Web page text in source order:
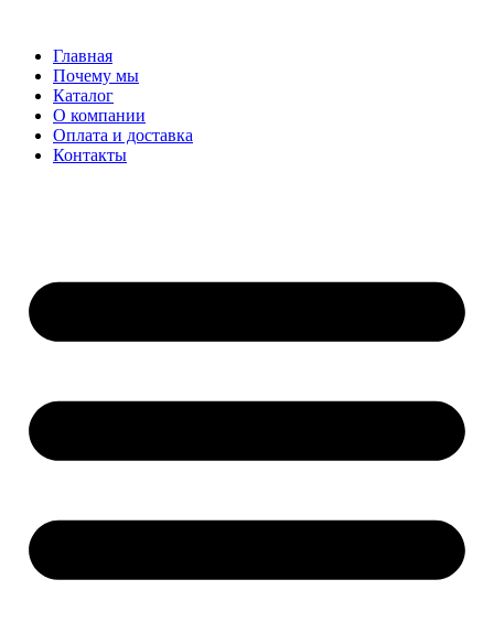
содержимому
Главная
Почему мы
Каталог
О компании
Оплата и доставка
Контакты